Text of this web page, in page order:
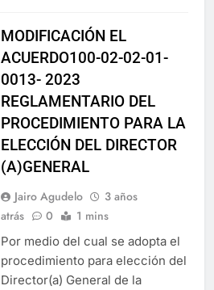
MODIFICACIÓN EL
ACUERDO100-02-02-01-
0013- 2023
REGLAMENTARIO DEL
PROCEDIMIENTO PARA LA
ELECCIÓN DEL DIRECTOR
(A)GENERAL
Jairo Agudelo
3 años
atrás
0 1 mins
Por medio del cual se adopta el
procedimiento para elección del
Director(a) General de la